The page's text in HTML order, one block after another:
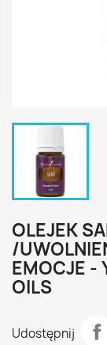
OLEJEK
/
EMOCJE -
OILS
Udostępnij